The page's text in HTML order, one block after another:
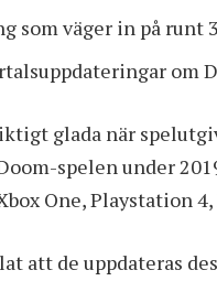
som väger in på runt
om
glada när
spelen under
One, Playstation
att de uppdateras